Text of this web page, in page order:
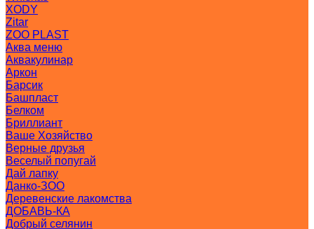
XODY
Zitar
ZOO PLAST
Аква меню
Аквакулинар
Аркон
Барсик
Башпласт
Белком
Бриллиант
Ваше Хозяйство
Верные друзья
Веселый попугай
Дай лапку
Данко-ЗОО
Деревенские лакомства
ДОБАВЬ-КА
Добрый селянин